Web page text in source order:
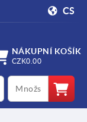
CS
NÁKUPNÍ KOŠÍK
CZK0.00
qty